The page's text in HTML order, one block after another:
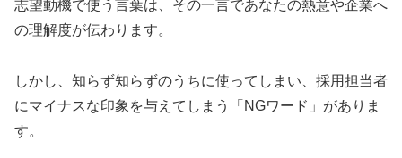
志望動機で使う言葉は、その一言であなたの熱意や企業へ
の理解度が伝わります。
しかし、知らず知らずのうちに使ってしまい、採用担当者
にマイナスな印象を与えてしまう「NGワード」がありま
す。